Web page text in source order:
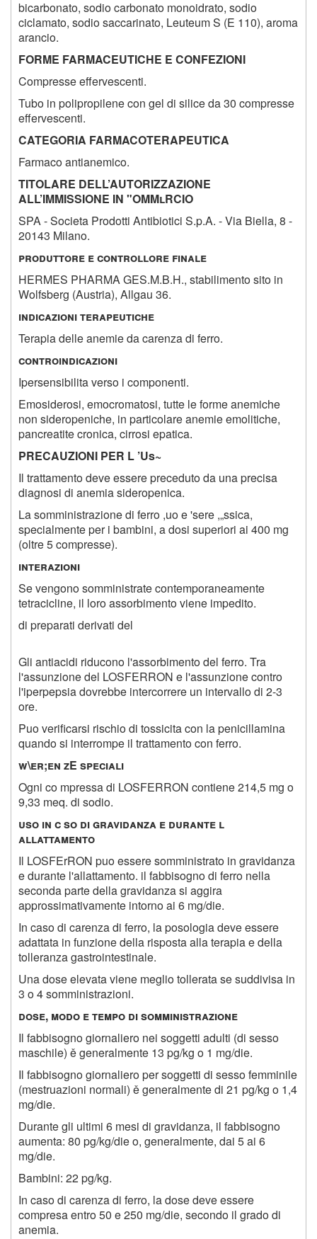
bicarbonato, sodio carbonato monoidrato, sodio
ciclamato, sodio saccarinato, Leuteum S (E 110), aroma
arancio.
FORME FARMACEUTICHE E CONFEZIONI
Compresse effervescenti.
Tubo in polipropilene con gel di silice da 30 compresse
effervescenti.
CATEGORIA FARMACOTERAPEUTICA
Farmaco antianemico.
TITOLARE DELL’AUTORIZZAZIONE
ALL’IMMISSIONE IN "OMMlRCIO
SPA - Societa Prodotti Antibiotici S.p.A. - Via Biella, 8 -
20143 Milano.
produttore e controllore finale
HERMES PHARMA GES.M.B.H., stabilimento sito in
Wolfsberg (Austria), Allgau 36.
indicazioni terapeutiche
Terapia delle anemie da carenza di ferro.
controindicazioni
Ipersensibilita verso i componenti.
Emosiderosi, emocromatosi, tutte le forme anemiche
non sideropeniche, in particolare anemie emolitiche,
pancreatite cronica, cirrosi epatica.
PRECAUZIONI PER L ’Us~
Il trattamento deve essere preceduto da una precisa
diagnosi di anemia sideropenica.
La somministrazione di ferro ,uo e 'sere ,„ssica,
specialmente per i bambini, a dosi superiori ai 400 mg
(oltre 5 compresse).
interazioni
Se vengono somministrate contemporaneamente
tetracicline, il loro assorbimento viene impedito.
di preparati derivati del
Gli antiacidi riducono l'assorbimento del ferro. Tra
l'assunzione del LOSFERRON e l'assunzione contro
l'iperpepsia dovrebbe intercorrere un intervallo di 2-3
ore.
Puo verificarsi rischio di tossicita con la penicillamina
quando si interrompe il trattamento con ferro.
w\er;en zE speciali
Ogni co mpressa di LOSFERRON contiene 214,5 mg o
9,33 meq. di sodio.
uso in c so di gravidanza e durante l
allattamento
Il LOSFErRON puo essere somministrato in gravidanza
e durante l'allattamento. il fabbisogno di ferro nella
seconda parte della gravidanza si aggira
approssimativamente intorno ai 6 mg/die.
In caso di carenza di ferro, la posologia deve essere
adattata in funzione della risposta alla terapia e della
tolleranza gastrointestinale.
Una dose elevata viene meglio tollerata se suddivisa in
3 o 4 somministrazioni.
dose, modo e tempo di somministrazione
Il fabbisogno giornaliero nei soggetti adulti (di sesso
maschile) ě generalmente 13 pg/kg o 1 mg/die.
Il fabbisogno giornaliero per soggetti di sesso femminile
(mestruazioni normali) ě generalmente di 21 pg/kg o 1,4
mg/die.
Durante gli ultimi 6 mesi di gravidanza, il fabbisogno
aumenta: 80 pg/kg/die o, generalmente, dai 5 ai 6
mg/die.
Bambini: 22 pg/kg.
In caso di carenza di ferro, la dose deve essere
compresa entro 50 e 250 mg/die, secondo il grado di
anemia.